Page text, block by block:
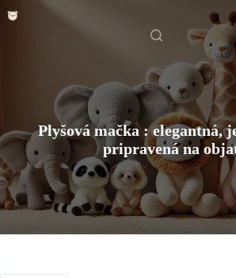
toDomov
Plyšová mačka : elegantná,
pripravená na